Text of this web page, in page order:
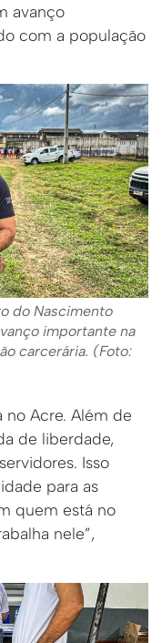
avanço
com a população
do Nascimento
importante na
carcerária. (Foto:
no Acre. Além de
de liberdade,
Isso
para as
quem está no
nele”,